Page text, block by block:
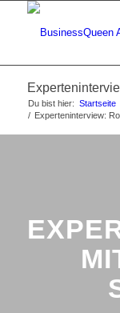
Du bist hier: Startseite
/ Experteninterview: